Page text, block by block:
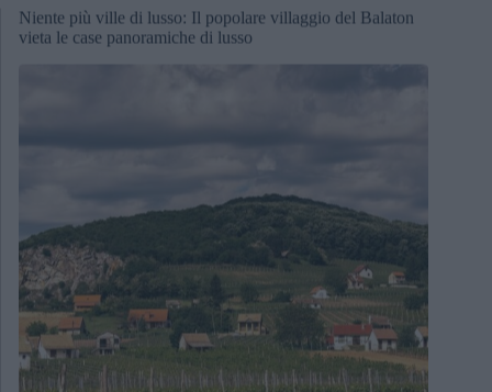
Niente più ville di lusso: Il popolare villaggio del Balaton
vieta le case panoramiche di lusso